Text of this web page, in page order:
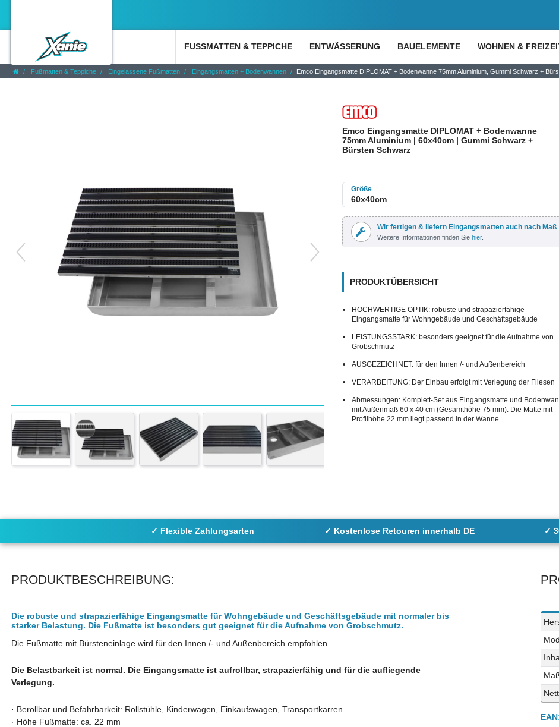
FUSSMATTEN & TEPPICHE ENTWÄSSERUNG BAUELEMENTE WOHNEN &
Fußmatten & Teppiche Eingelassene Fußmatten Eingangsmatten + Bodenwannen Emco Eingangsmatte DIPLOMAT + Bodenwanne 75mm Aluminium, Gummi Schwarz +
Emco Eingangsmatte DIPLOMAT + Bodenwanne
75mm Aluminium | 60x40cm | Gummi Schwarz +
Bürsten Schwarz
Größe
Wir fertigen & liefern Eingangsmatten auch nach Maß
Weitere Informationen finden Sie hier.
PRODUKTÜBERSICHT
HOCHWERTIGE OPTIK: robuste und strapazierfähige
Eingangsmatte für Wohngebäude und Geschäftsgebäude
LEISTUNGSSTARK: besonders geeignet für die Aufnahme von
Grobschmutz
AUSGEZEICHNET: für den Innen /- und Außenbereich
VERARBEITUNG: Der Einbau erfolgt mit Verlegung der Fliesen
Abmessungen: Komplett-Set aus Eingangsmatte und
mit Außenmaß 60 x 40 cm (Gesamthöhe 75 mm). Die Matte mit
Profilhöhe 22 mm liegt passend in der Wanne.
✓ Flexible Zahlungsarten ✓ Kostenlose Retouren innerhalb DE ✓
PRODUKTBESCHREIBUNG:
Die robuste und strapazierfähige Eingangsmatte für Wohngebäude und Geschäftsgebäude mit normaler bis
starker Belastung. Die Fußmatte ist besonders gut geeignet für die Aufnahme von Grobschmutz.
Die Fußmatte mit Bürsteneinlage wird für den Innen /- und Außenbereich empfohlen.
Die Belastbarkeit ist normal. Die Eingangsmatte ist aufrollbar, strapazierfähig und für die aufliegende
Verlegung.
· Berollbar und Befahrbarkeit: Rollstühle, Kinderwagen, Einkaufswagen, Transportkarren
· Höhe Fußmatte: ca. 22 mm